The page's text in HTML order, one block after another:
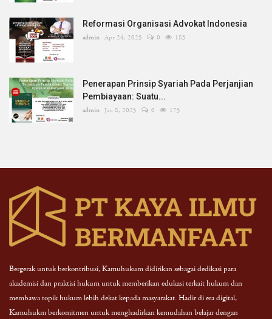
Reformasi Organisasi Advokat Indonesia
admin Apr 24, 2025 0 185
Penerapan Prinsip Syariah Pada Perjanjian
Pembiayaan: Suatu...
admin Jan 8, 2025 0 175
Bergerak untuk berkontribusi, Kamuhukum didirikan sebagai dedikasi para
akademisi dan praktisi hukum untuk memberikan edukasi terkait hukum dan
membawa topik hukum lebih dekat kepada masyarakat. Hadir di era digital,
Kamuhukm berkomitmen untuk menghadirkan kemudahan belajar dengan